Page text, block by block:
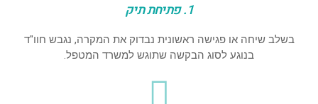
1. פתיחת תיק
בשלב שיחה או פגישה ראשונית נבדוק את המקרה, נגבש חוו"ד
בנוגע לסוג הבקשה שתוגש למשרד המטפל.